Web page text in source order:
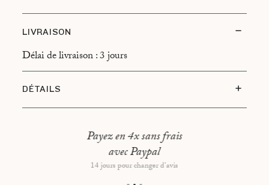
LIVRAISON
Délai de livraison : 3 jours
DÉTAILS
Payez en 4x sans frais
avec Paypal
14 jours pour changer d'avis